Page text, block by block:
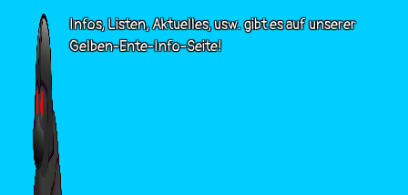
Infos, Listen, Aktuelles, usw. gibt es auf unserer
Gelben-Ente-Info-Seite!